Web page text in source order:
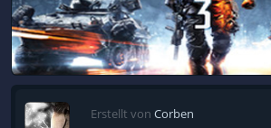
Erstellt von Corben